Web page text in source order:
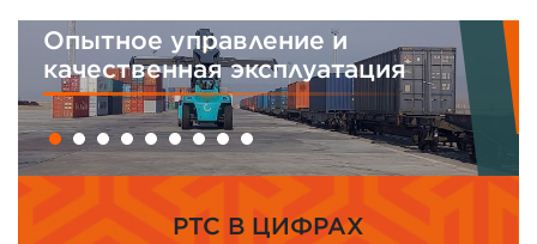
Опытное управление и
качественная эксплуатация
PTC В ЦИФРАХ